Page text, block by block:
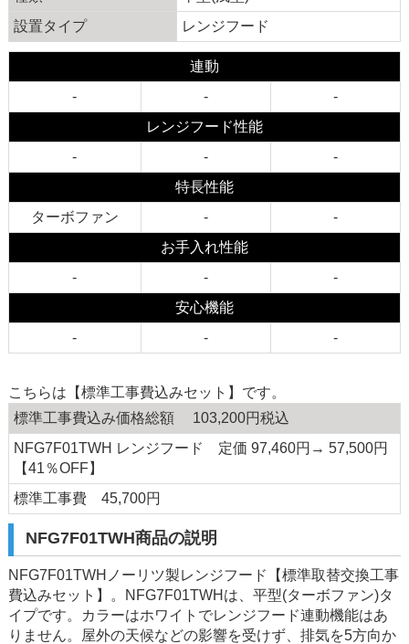
設置タイプ
レンジフード
連動
-
-
-
レンジフード性能
-
-
-
特長性能
ターボファン
-
-
お手入れ性能
-
-
-
安心機能
-
- -
こちらは【標準工事費込みセット】です。
標準工事費込み価格総額 103,200円税込
NFG7F01TWH レンジフード 定価 97,460円→ 57,500円
【41％OFF】
標準工事費 45,700円
NFG7F01TWH商品の説明
NFG7F01TWHノーリツ製レンジフード【標準取替交換工事
費込みセット】。NFG7F01TWHは、平型(ターボファン)タ
イプです。カラーはホワイトでレンジフード連動機能はあ
りません。屋外の天候などの影響を受けず、排気を5方向か